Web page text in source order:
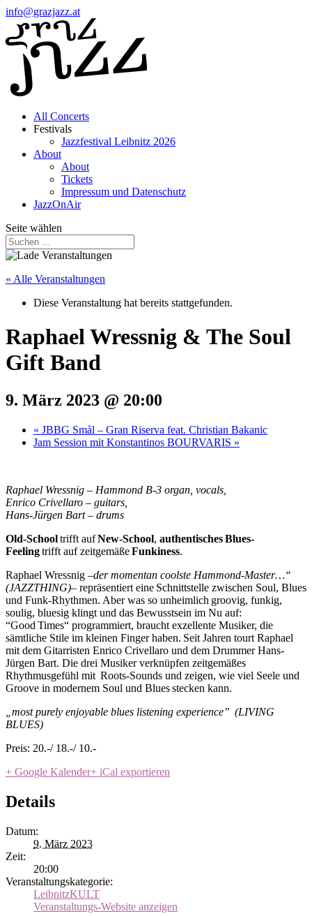
info@grazjazz.at
All Concerts
Festivals
Jazzfestival Leibnitz 2026
About
About
Tickets
Impressum und Datenschutz
JazzOnAir
Seite wählen
« Alle Veranstaltungen
Diese Veranstaltung hat bereits stattgefunden.
Raphael Wressnig & The Soul
Gift Band
9. März 2023 @ 20:00
« JBBG Smål – Gran Riserva feat. Christian Bakanic
Jam Session mit Konstantinos BOURVARIS »
Raphael Wressnig – Hammond B-3 organ, vocals,
Enrico Crivellaro – guitars,
Hans-Jürgen Bart – drums
Old-Schooltrifft aufNew-School, authentischesBlues-
Feelingtrifft auf zeitgemäßeFunkiness.
Raphael Wressnig –der momentan coolste Hammond-Master…“
(JAZZTHING)– repräsentiert eine Schnittstelle zwischen Soul, Blues
und Funk-Rhythmen. Aber was so unheimlich groovig, funkig,
soulig, bluesig klingt und das Bewusstsein im Nu auf:
“Good Times“ programmiert, braucht exzellente Musiker, die
sämtliche Stile im kleinen Finger haben. Seit Jahren tourt Raphael
mit dem Gitarristen Enrico Crivellaro und dem Drummer Hans-
Jürgen Bart. Die drei Musiker verknüpfen zeitgemäßes
Rhythmusgefühl mit Roots-Sounds und zeigen, wie viel Seele und
Groove in modernem Soul und Bluesstecken kann.
„most purely enjoyable blues listening experience” (LIVING
BLUES)
Preis: 20.-/ 18.-/ 10.-
+ Google Kalender+ iCal exportieren
Details
Datum:
9. März 2023
Zeit:
20:00
Veranstaltungskategorie:
LeibnitzKULT
Veranstaltungs-Website anzeigen